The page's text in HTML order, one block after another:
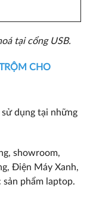
tại cổng USB.
CHO
dụng tại những
showroom,
Điện Máy Xanh,
sản phẩm laptop.